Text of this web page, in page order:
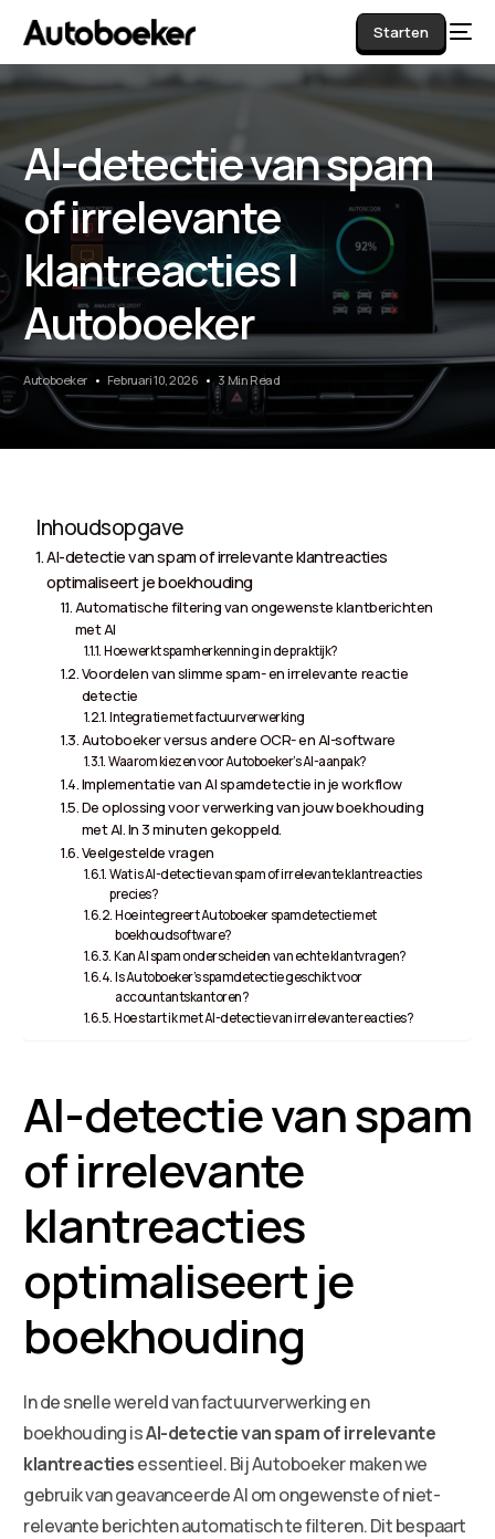
Starten
AI-detectie van spam
of irrelevante
klantreacties |
Autoboeker
Autoboeker Februari 10, 2026 3 Min Read
Inhoudsopgave
AI-detectie van spam of irrelevante klantreacties
optimaliseert je boekhouding
Automatische filtering van ongewenste klantberichten
met AI
Hoe werkt spamherkenning in de praktijk?
Voordelen van slimme spam- en irrelevante reactie
detectie
Integratie met factuurverwerking
Autoboeker versus andere OCR- en AI-software
Waarom kiezen voor Autoboeker’s AI-aanpak?
Implementatie van AI spamdetectie in je workflow
De oplossing voor verwerking van jouw boekhouding
met AI. In 3 minuten gekoppeld.
Veelgestelde vragen
Wat is AI-detectie van spam of irrelevante klantreacties
precies?
Hoe integreert Autoboeker spamdetectie met
boekhoudsoftware?
Kan AI spam onderscheiden van echte klantvragen?
Is Autoboeker’s spamdetectie geschikt voor
accountantskantoren?
Hoe start ik met AI-detectie van irrelevante reacties?
AI-detectie van spam
of irrelevante
klantreacties
optimaliseert je
boekhouding
In de snelle wereld van factuurverwerking en
boekhouding isAI-detectie van spam of irrelevante
klantreactiesessentieel. Bij Autoboeker maken we
gebruik van geavanceerde AI om ongewenste of niet-
relevante berichten automatisch te filteren. Dit bespaart
AI